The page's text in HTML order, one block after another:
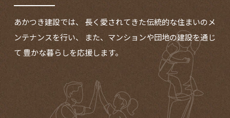
あかつき建設では、
長く愛されてきた伝統的な住まいのメ
ンテナンスを行い、
また、マンションや団地の建設を通じ
て 豊かな暮らしを応援します。